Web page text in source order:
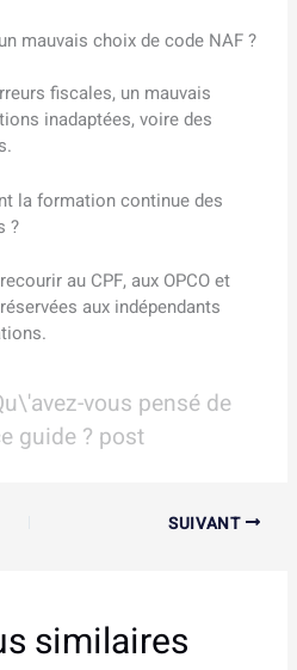
mauvais choix de code NAF ?
fiscales, un mauvais
inadaptées, voire des
la formation continue des
?
au CPF, aux OPCO et
aux indépendants
vous pensé de
guide ? post
SUIVANT
similaires